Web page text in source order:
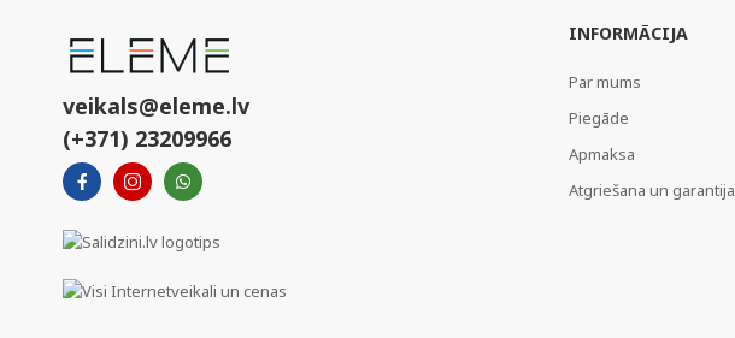
veikals@eleme.lv
(+371) 23209966
INFORMĀCIJA
Par mums
Piegāde
Apmaksa
Atgriešana un garantija